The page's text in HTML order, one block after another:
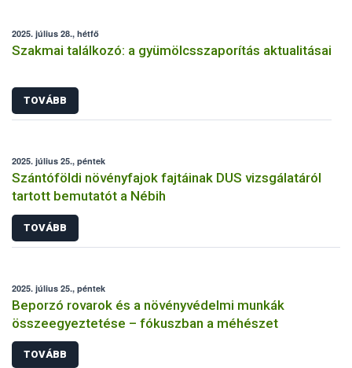
2025. július 28., hétfő
Szakmai találkozó: a gyümölcsszaporítás aktualitásai
TOVÁBB
2025. július 25., péntek
Szántóföldi növényfajok fajtáinak DUS vizsgálatáról
tartott bemutatót a Nébih
TOVÁBB
2025. július 25., péntek
Beporzó rovarok és a növényvédelmi munkák
összeegyeztetése – fókuszban a méhészet
TOVÁBB